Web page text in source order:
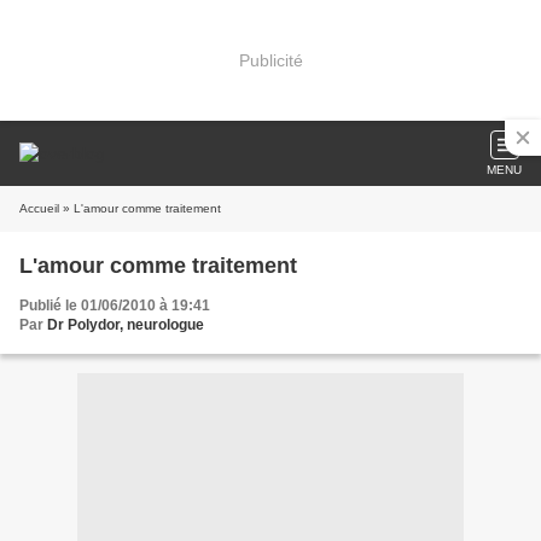
Publicité
MENU
Accueil » L'amour comme traitement
L'amour comme traitement
Publié le 01/06/2010 à 19:41
Par Dr Polydor, neurologue